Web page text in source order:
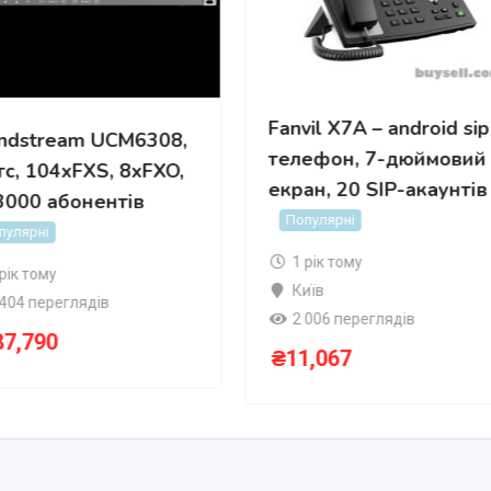
UCM6308,
104хFXS, 8xFXO,
абонентів
тому
переглядів
Fanvil X7A – android sip
телефон, 7-дюймовий
екран, 20 SIP-акаунтів
Популярні
1 рік тому
Київ
2 006 переглядів
₴11,067